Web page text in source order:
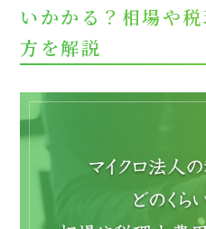
いかかる？相場や
方を解説